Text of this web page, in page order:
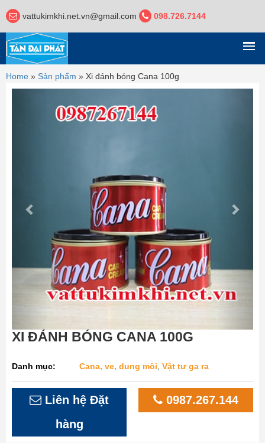
vattukimkhi.net.vn@gmail.com 098.726.7144
DANH MỤC
Home » Sản phẩm » Xi đánh bóng Cana 100g
XI ĐÁNH BÓNG CANA 100G
Danh mục: Cana, ve, dung môi Vật tư ga ra
Liên hệ Đặt
hàng
0987.267.144